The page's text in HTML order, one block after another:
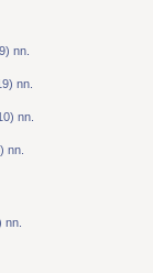
nn.
nn.
nn.
nn.
nn.